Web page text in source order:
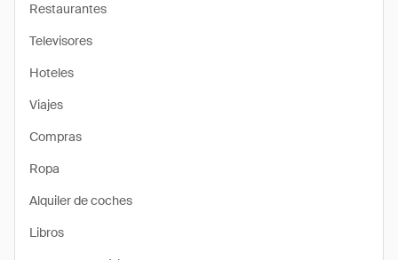
Restaurantes
Televisores
Hoteles
Viajes
Compras
Ropa
Alquiler de coches
Libros